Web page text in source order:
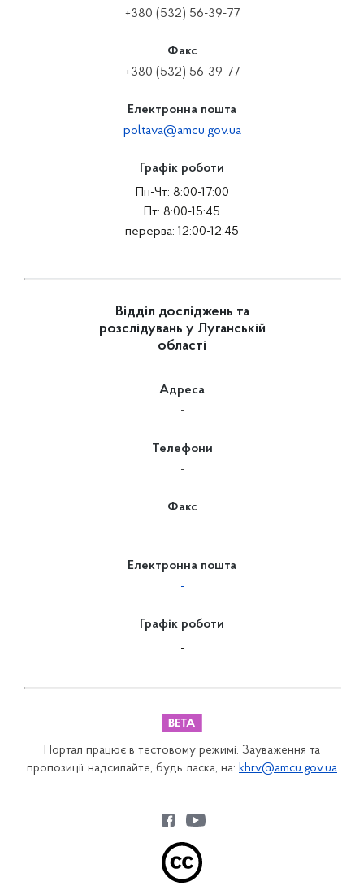
+380 (532) 56-39-77
Факс
+380 (532) 56-39-77
Електронна пошта
poltava@amcu.gov.ua
Графік роботи
Пн-Чт: 8:00-17:00
Пт: 8:00-15:45
перерва: 12:00-12:45
Відділ досліджень та
розслідувань у Луганській
області
Адреса
-
Телефони
-
Факс
-
Електронна пошта
-
Графік роботи
-
Портал працює в тестовому режимі. Зауваження та
пропозиції надсилайте, будь ласка, на: khrv@amcu.gov.ua